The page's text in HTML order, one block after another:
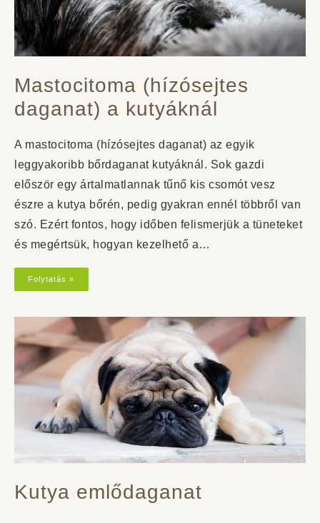
Mastocitoma (hízósejtes
daganat) a kutyáknál
A mastocitoma (hízósejtes daganat) az egyik
leggyakoribb bőrdaganat kutyáknál. Sok gazdi
először egy ártalmatlannak tűnő kis csomót vesz
észre a kutya bőrén, pedig gyakran ennél többről van
szó. Ezért fontos, hogy időben felismerjük a tüneteket
és megértsük, hogyan kezelhető a…
Folytatás »
Kutya emlődaganat